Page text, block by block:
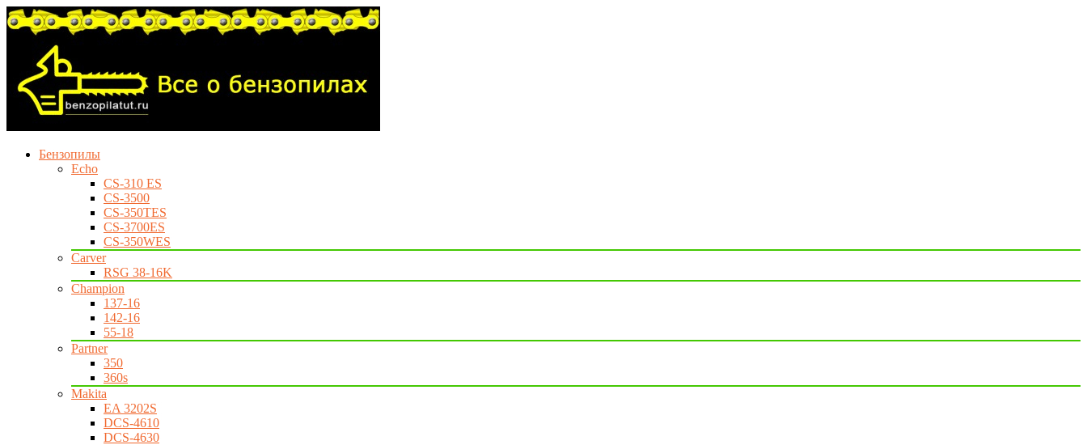
Бензопилы
Echo
CS-310 ES
CS-3500
CS-350TES
CS-3700ES
CS-350WES
Carver
RSG 38-16K
Champion
137-16
142-16
55-18
Partner
350
360s
Makita
EA 3202S
DCS-4610
DCS-4630